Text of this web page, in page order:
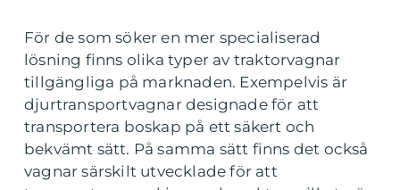
För de som söker en mer specialiserad
lösning finns olika typer av traktorvagnar
tillgängliga på marknaden. Exempelvis är
djurtransportvagnar designade för att
transportera boskap på ett säkert och
bekvämt sätt. På samma sätt finns det också
vagnar särskilt utvecklade för att